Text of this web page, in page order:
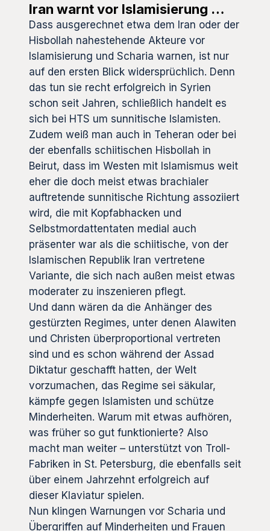
Iran warnt vor Islamisierung …
Dass ausgerechnet etwa dem Iran oder der
Hisbollah nahestehende Akteure vor
Islamisierung und Scharia warnen, ist nur
auf den ersten Blick widersprüchlich. Denn
das tun sie recht erfolgreich in Syrien
schon seit Jahren, schließlich handelt es
sich bei HTS um sunnitische Islamisten.
Zudem weiß man auch in Teheran oder bei
der ebenfalls schiitischen Hisbollah in
Beirut, dass im Westen mit Islamismus weit
eher die doch meist etwas brachialer
auftretende sunnitische Richtung assoziiert
wird, die mit Kopfabhacken und
Selbstmordattentaten medial auch
präsenter war als die schiitische, von der
Islamischen Republik Iran vertretene
Variante, die sich nach außen meist etwas
moderater zu inszenieren pflegt.
Und dann wären da die Anhänger des
gestürzten Regimes, unter denen Alawiten
und Christen überproportional vertreten
sind und es schon während der Assad
Diktatur geschafft hatten, der Welt
vorzumachen, das Regime sei säkular,
kämpfe gegen Islamisten und schütze
Minderheiten. Warum mit etwas aufhören,
was früher so gut funktionierte? Also
macht man weiter – unterstützt von Troll-
Fabriken in St. Petersburg, die ebenfalls seit
über einem Jahrzehnt erfolgreich auf
dieser Klaviatur spielen.
Nun klingen Warnungen vor Scharia und
Übergriffen auf Minderheiten und Frauen